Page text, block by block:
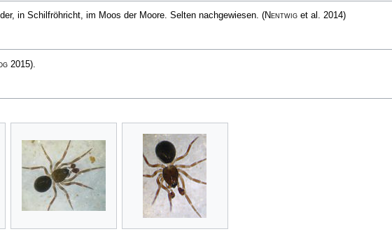
in Schilfröhricht, im Moos der Moore. Selten nachgewiesen. (Nentwiget al. 2014)
2015).